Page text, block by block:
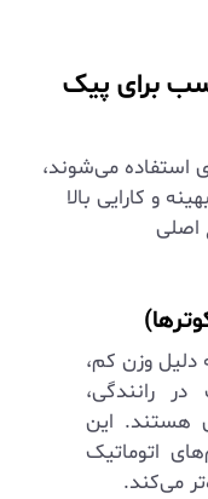
برای پیک
استفاده می‌شوند،
و کارایی بالا
اصلی
وزن کم،
رانندگی،
هستند. این
اتوماتیک
می‌کند.